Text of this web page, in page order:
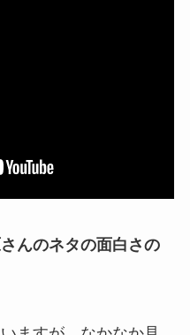
んのネタの面白さの